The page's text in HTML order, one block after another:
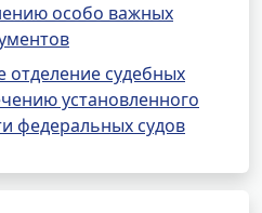
особо важных
отделение судебных
установленного
федеральных судов